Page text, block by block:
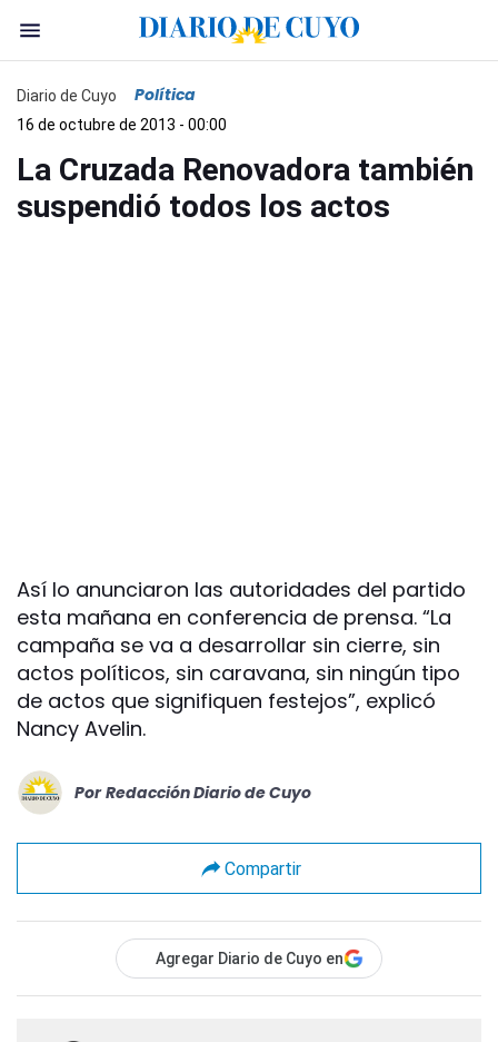
Diario de Cuyo Política
16 de octubre de 2013 - 00:00
La Cruzada Renovadora también
suspendió todos los actos
Así lo anunciaron las autoridades del partido
esta mañana en conferencia de prensa. “La
campaña se va a desarrollar sin cierre, sin
actos políticos, sin caravana, sin ningún tipo
de actos que signifiquen festejos”, explicó
Nancy Avelin.
Por Redacción Diario de Cuyo
Compartir
Agregar Diario de Cuyo en